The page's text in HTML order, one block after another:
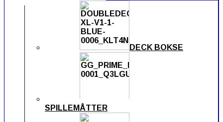
DECK BOKSE
SPILLEMÅTTER